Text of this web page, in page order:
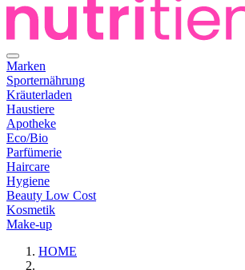
Marken
Sporternährung
Kräuterladen
Haustiere
Apotheke
Eco/Bio
Parfümerie
Haircare
Hygiene
Beauty Low Cost
Kosmetik
Make-up
HOME